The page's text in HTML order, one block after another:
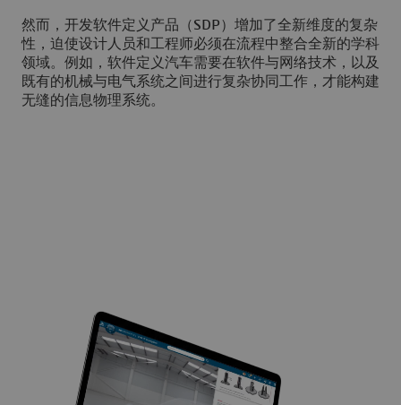
然而，开发软件定义产品（SDP）增加了全新维度的复杂
性，迫使设计人员和工程师必须在流程中整合全新的学科
领域。例如，软件定义汽车需要在软件与网络技术，以及
既有的机械与电气系统之间进行复杂协同工作，才能构建
无缝的信息物理系统。